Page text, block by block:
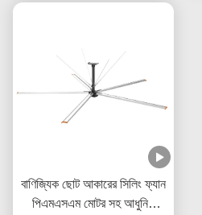
বাণিজ্যিক ছোট আকারের সিলিং ফ্যান
পিএমএসএম মোটর সহ আধুনিক